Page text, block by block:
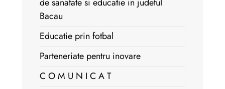
Bacau
Educatie prin fotbal
Parteneriate pentru inovare
C O M U N I C A T